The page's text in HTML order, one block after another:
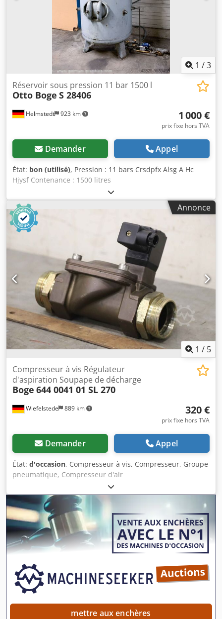
1 /3
Helmstedt 923 km
Réservoir sous pression 11 bar 1500 l
Otto Boge S 28406
1 000 €
prix fixe hors TVA
Demander Appel
État: bon (utilisé), Pression : 11 bars Crsdpfx Alsg A Hc
Hjysf Contenance : 1500 litres
Annonce
1 / 5
Wiefelstede 889 km
Compresseur à vis Régulateur
d'aspiration Soupape de décharge
Boge 644 0041 01 SL 270
320 €
prix fixe hors TVA
Demander Appel
État: d'occasion, Compresseur à vis, Compresseur, Groupe
pneumatique, Compresseur d'air
stationnaire,Compresseur à vis Régulateur d'aspiration
Soupape de décharge, Soupape de décharge -Fabricant :
Boge, compresseur à vis régulateur d'aspiration soupape
de décharge du compresseur type SL 270 Cjdsppdhnjpfx
Alyerf -type : 644 0041 01 -Pression : 0,5 - 10 bar bar -
Dimensions : 195/100/H140 mm -poids : 2,0 kg
mettre aux enchères